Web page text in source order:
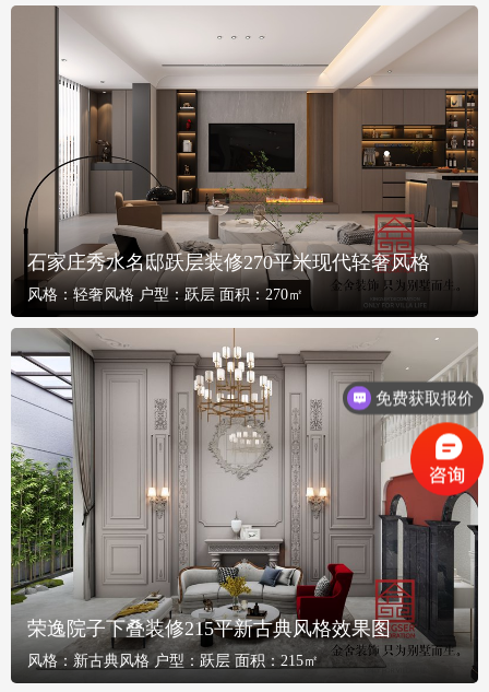
石家庄秀水名邸跃层装修270平米现代轻奢风格
风格： 轻奢风格 户型：跃层 面积： 270㎡
荣逸院子下叠装修215平新古典风格效果图
风格： 新古典风格 户型： 跃层 面积：215㎡
免费获取报价